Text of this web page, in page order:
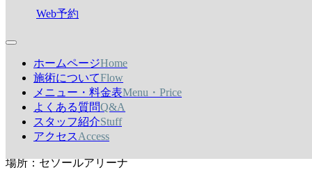
Web予約
ホームページHome
施術についてFlow
メニュー・料金表Menu・Price
よくある質問Q&A
スタッフ紹介Stuff
アクセスAccess
ストレッチポール ワンコイン体験会
を開催いたします。
・姿勢をよくしたい
・肩こり・腰痛を解消したい
・夜ぐっすり眠りたい
・疲れが抜けない
などのお悩みを持つ方は、ぜひご参加ください！！
場所：セソールアリーナ